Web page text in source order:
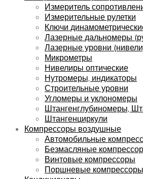
Измеритель
Измерительные рулетки
Ключи
Лазерные дальномеры
Лазерные уровни
Микрометры
Нивелиры оптические
Нутромеры, индикаторы
Строительные уровни
Угломеры и уклономеры
Штангенглубиномеры,
Штангенциркули
Компрессоры воздушные
Автомобильные
Безмасляные
Винтовые компрессоры
Поршневые компрессоры